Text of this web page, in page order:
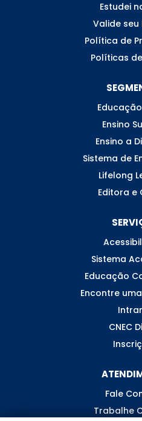
Estudei
Valide seu
Política de
Políticas
Ensino
Ensino a
Sistema de
Lifelong
Editora e
Sistema
Educação
Encontre
CNEC
Fale
Trabalhe